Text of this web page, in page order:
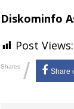
Diskominfo
Post Views:
Shares / Share